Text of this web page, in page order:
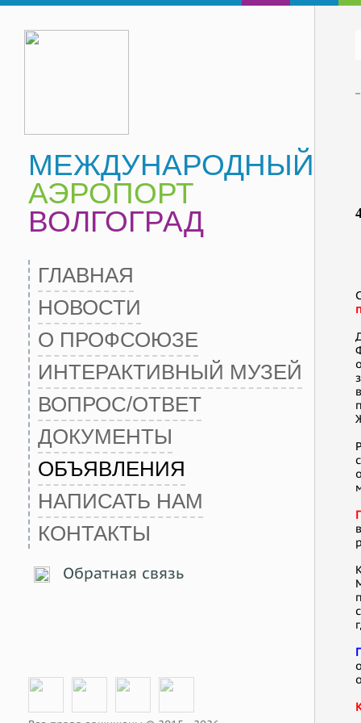
МЕЖДУНАРОДНЫЙ
АЭРОПОРТ
ВОЛГОГРАД
ГЛАВНАЯ
НОВОСТИ
О ПРОФСОЮЗЕ
ИНТЕРАКТИВНЫЙ МУЗЕЙ
ВОПРОС/ОТВЕТ
ДОКУМЕНТЫ
ОБЪЯВЛЕНИЯ
НАПИСАТЬ НАМ
КОНТАКТЫ
Обратная связь